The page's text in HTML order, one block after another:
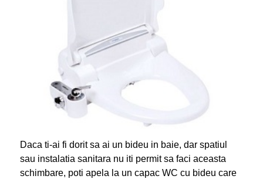
Daca ti-ai fi dorit sa ai un bideu in baie, dar spatiul
sau instalatia sanitara nu iti permit sa faci aceasta
schimbare, poti apela la un capac WC cu bideu care